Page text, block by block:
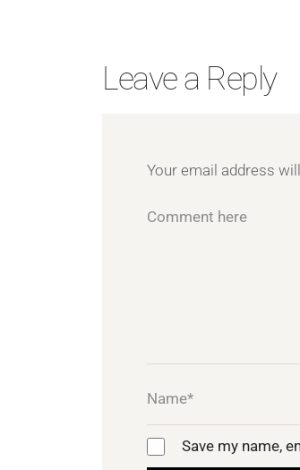
Leave a Reply
Your email address
Save my name,